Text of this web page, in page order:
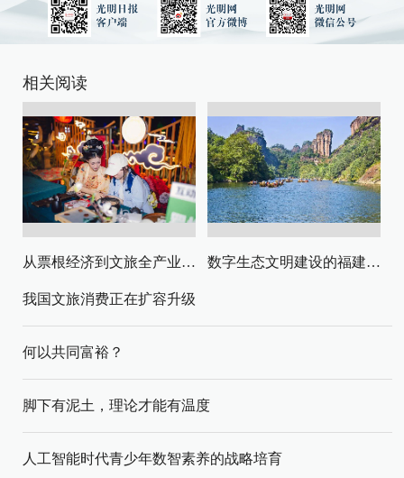
相关阅读
从票根经济到文旅全产业链升级 数字生态文明建设的福建路径与启示
我国文旅消费正在扩容升级
何以共同富裕？
脚下有泥土，理论才能有温度
人工智能时代青少年数智素养的战略培育